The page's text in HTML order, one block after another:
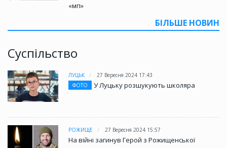
«мп»
БІЛЬШЕ НОВИН
Суспільство
ЛУЦЬК
27 Вересня 2024 17:43
ФОТО
У Луцьку розшукують школяра
РОЖИЩЕ 27 Вересня 2024 15:57
На війні загинув Герой з Рожищенської